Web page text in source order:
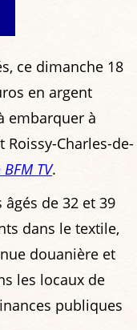
ce dimanche 18
en argent
embarquer à
Roissy-Charles-de-
BFM TV.
âgés de 32 et 39
dans le textile,
douanière et
les locaux de
publiques